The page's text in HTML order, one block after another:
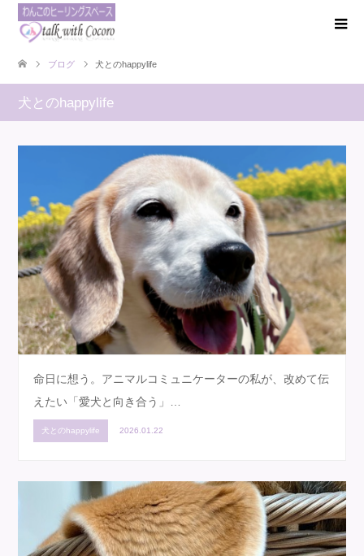
ブログ 犬とのhappylife
犬とのhappylife
命日に想う。アニマルコミュニケーターの私が、改めて伝
えたい「愛犬と向き合う」…
犬とのhappylife 2026.01.22